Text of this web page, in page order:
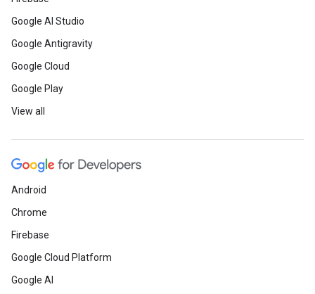
Google AI Studio
Google Antigravity
Google Cloud
Google Play
View all
Android
Chrome
Firebase
Google Cloud Platform
Google AI